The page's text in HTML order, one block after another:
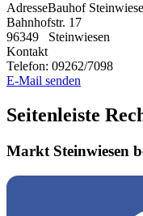
AdresseBauhof
Bahnhofstr. 17
96349
Steinwiesen
Kontakt
Telefon: 09262/7098
E-Mail senden
Seitenleiste
Markt Steinwiesen